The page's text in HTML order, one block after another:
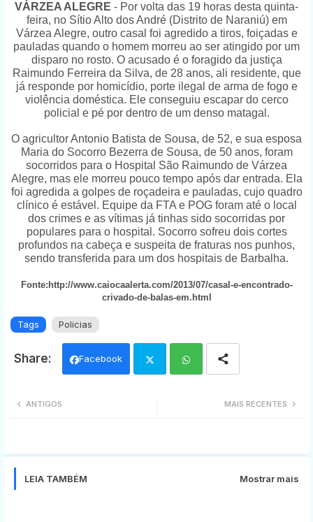
VÁRZEA ALEGRE - Por volta das 19 horas desta quinta-
feira, no Sítio Alto dos André (Distrito de Naraniú) em
Várzea Alegre, outro casal foi agredido a tiros, foiçadas e
pauladas quando o homem morreu ao ser atingido por um
disparo no rosto. O acusado é o foragido da justiça
Raimundo Ferreira da Silva, de 28 anos, ali residente, que
já responde por homicídio, porte ilegal de arma de fogo e
violência doméstica. Ele conseguiu escapar do cerco
policial e pé por dentro de um denso matagal.
O agricultor Antonio Batista de Sousa, de 52, e sua esposa
Maria do Socorro Bezerra de Sousa, de 50 anos, foram
socorridos para o Hospital São Raimundo de Várzea
Alegre, mas ele morreu pouco tempo após dar entrada. Ela
foi agredida a golpes de roçadeira e pauladas, cujo quadro
clínico é estável. Equipe da FTA e POG foram até o local
dos crimes e as vítimas já tinhas sido socorridas por
populares para o hospital. Socorro sofreu dois cortes
profundos na cabeça e suspeita de fraturas nos punhos,
sendo transferida para um dos hospitais de Barbalha.
Fonte:http://www.caiocaalerta.com/2013/07/casal-e-encontrado-
crivado-de-balas-em.html
Tags Policias
Facebook
MAIS RECENTES
ANTIGOS
LEIA TAMBÉM Mostrar mais